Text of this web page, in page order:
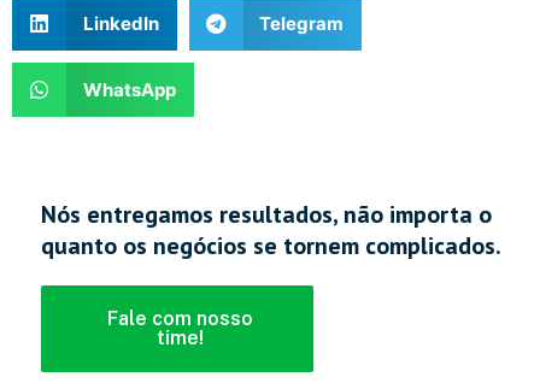
LinkedIn Telegram
WhatsApp
Nós entregamos resultados, não importa o
quanto os negócios se tornem complicados.
Fale com nosso
time!